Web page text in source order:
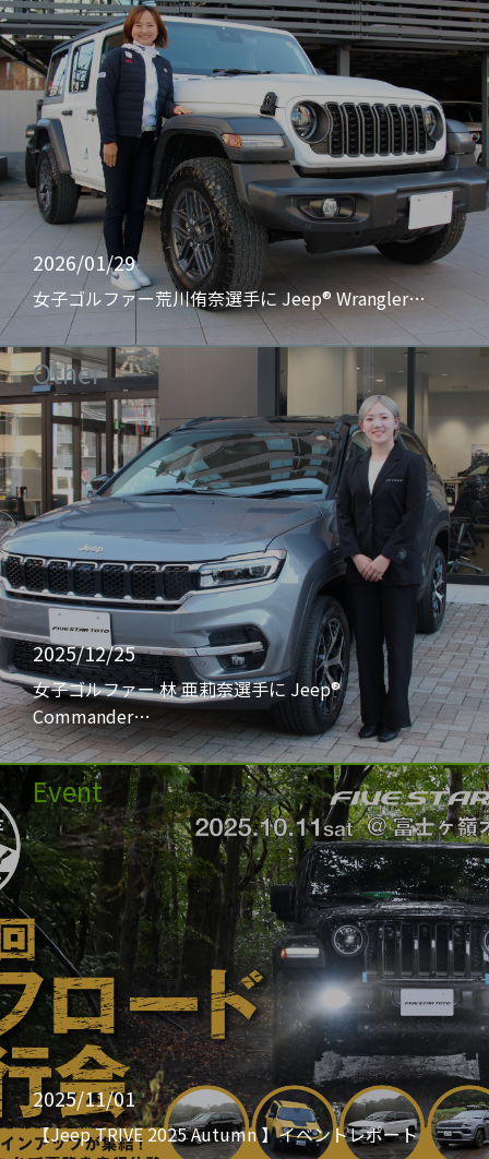
2026/01/29
女子ゴルファー荒川侑奈選手に Jeep® Wrangler…
Other
2025/12/25
女子ゴルファー 林 亜莉奈選手に Jeep®
Commander…
Event
2025/11/01
【Jeep TRIVE 2025 Autumn 】イベントレポート